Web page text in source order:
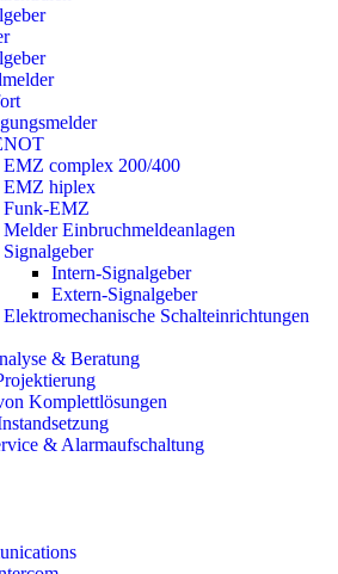
EMZ complex 200/400
EMZ hiplex
Funk-EMZ
Melder Einbruchmeldeanlagen
Signalgeber
Intern-Signalgeber
Extern-Signalgeber
Elektromechanische Schalteinrichtungen
& Beratung
Komplettlösungen
& Alarmaufschaltung